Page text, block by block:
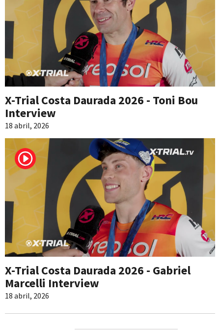
X-Trial Costa Daurada 2026 - Toni Bou
Interview
18 abril, 2026
X-Trial Costa Daurada 2026 - Gabriel
Marcelli Interview
18 abril, 2026